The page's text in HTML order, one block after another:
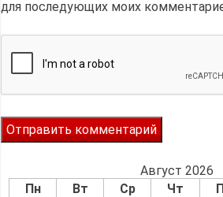
для последующих моих
Август 2026
Пн
Вт Ср Чт